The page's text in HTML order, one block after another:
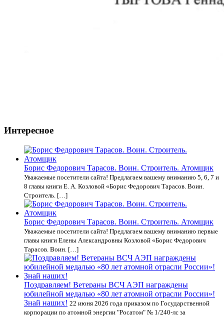
Интересное
Борис Федорович Тарасов. Воин. Строитель. Атомщик
Уважаемые посетители сайта! Предлагаем вашему вниманию 5, 6, 7 и
8 главы книги Е. А. Козловой «Борис Федорович Тарасов. Воин.
Строитель. […]
Борис Федорович Тарасов. Воин. Строитель. Атомщик
Уважаемые посетители сайта! Предлагаем вашему вниманию первые
главы книги Елены Александровны Козловой «Борис Федорович
Тарасов. Воин. […]
Поздравляем! Ветераны ВСЧ АЭП награждены
юбилейной медалью «80 лет атомной отрасли России»!
Знай наших! 22 июня 2026 года приказом по Государственной
корпорации по атомной энергии "Росатом" № 1/240-лс за